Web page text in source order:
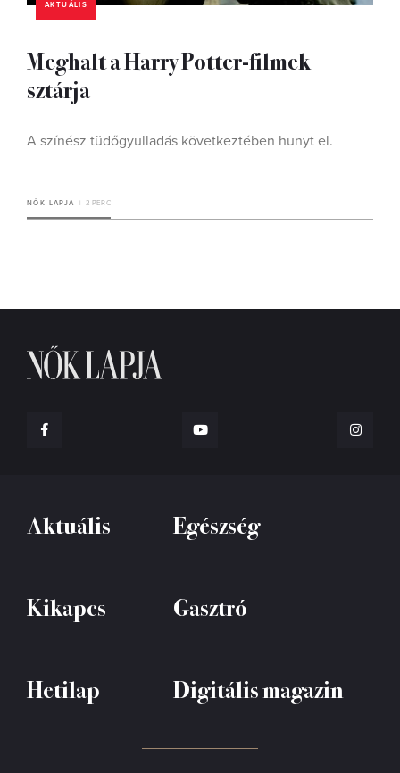
AKTUÁLIS
Meghalt a Harry Potter-filmek
sztárja
A színész tüdőgyulladás következtében hunyt el.
NŐK LAPJA 2 PERC
Aktuális Egészség
Kikapcs Gasztró
Hetilap Digitális magazin